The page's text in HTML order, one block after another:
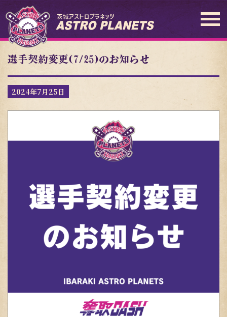
選手契約変更(7/25)のお知らせ
2024年7月25日